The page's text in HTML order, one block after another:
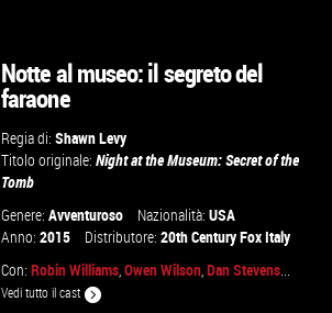
Notte al museo: il segreto del
faraone
Regia di:Shawn Levy
Titolo originale:Night at the Museum: Secret of the
Tomb
Genere:Avventuroso Nazionalità:USA
Anno:2015 Distributore:20th Century Fox Italy
Con:Robin Williams,Owen Wilson,Dan Stevens...
Vedi tutto il cast